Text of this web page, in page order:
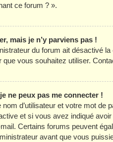
ce forum ? ».
mais je n’y parviens pas !
du forum ait désactivé
que vous souhaitez utiliser.
ne peux pas me connecter !
d’utilisateur et votre mot de
et si vous avez indiqué
Certains forums peuvent
avant que vous